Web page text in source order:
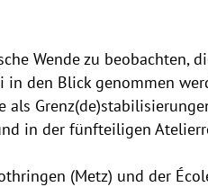
Wende zu beobachten,
den Blick genommen
in der fünfteiligen
(Metz) und der